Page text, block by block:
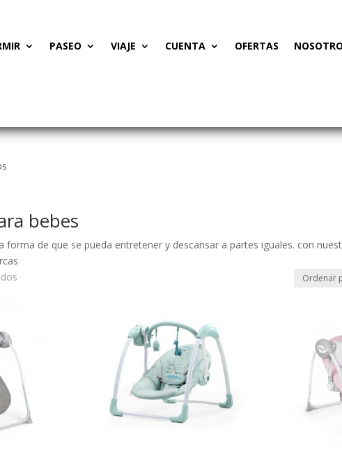
PASEO VIAJE CUENTA OFERTAS
bebes
forma de que se pueda entretener y descansar a partes iguales. con
Ordenado